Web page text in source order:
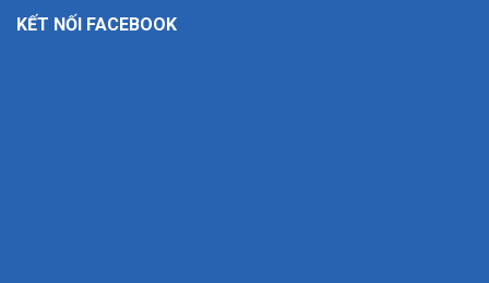
KẾT NỐI FACEBOOK